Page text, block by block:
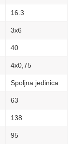
16.3
3x6
40
4x0,75
Spoljna jedinica
63
138
95